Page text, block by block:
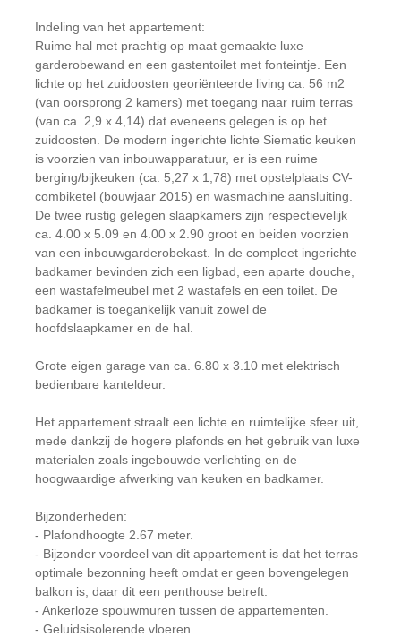
Indeling van het appartement:
Ruime hal met prachtig op maat gemaakte luxe
garderobewand en een gastentoilet met fonteintje. Een
lichte op het zuidoosten georiënteerde living ca. 56 m2
(van oorsprong 2 kamers) met toegang naar ruim terras
(van ca. 2,9 x 4,14) dat eveneens gelegen is op het
zuidoosten. De modern ingerichte lichte Siematic keuken
is voorzien van inbouwapparatuur, er is een ruime
berging/bijkeuken (ca. 5,27 x 1,78) met opstelplaats CV-
combiketel (bouwjaar 2015) en wasmachine aansluiting.
De twee rustig gelegen slaapkamers zijn respectievelijk
ca. 4.00 x 5.09 en 4.00 x 2.90 groot en beiden voorzien
van een inbouwgarderobekast. In de compleet ingerichte
badkamer bevinden zich een ligbad, een aparte douche,
een wastafelmeubel met 2 wastafels en een toilet. De
badkamer is toegankelijk vanuit zowel de
hoofdslaapkamer en de hal.
Grote eigen garage van ca. 6.80 x 3.10 met elektrisch
bedienbare kanteldeur.
Het appartement straalt een lichte en ruimtelijke sfeer uit,
mede dankzij de hogere plafonds en het gebruik van luxe
materialen zoals ingebouwde verlichting en de
hoogwaardige afwerking van keuken en badkamer.
Bijzonderheden:
- Plafondhoogte 2.67 meter.
- Bijzonder voordeel van dit appartement is dat het terras
optimale bezonning heeft omdat er geen bovengelegen
balkon is, daar dit een penthouse betreft.
- Ankerloze spouwmuren tussen de appartementen.
- Geluidsisolerende vloeren.